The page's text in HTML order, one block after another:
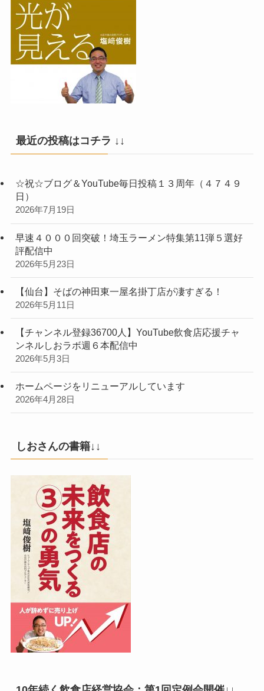
最近の投稿はコチラ ↓↓
☆祝☆ブログ＆YouTube毎日投稿１３周年（４７４９
日）
2026年7月19日
早速４０００回突破！埼玉ラーメン特集第11弾５選好
評配信中
2026年5月23日
【仙台】そばの神田東一屋名掛丁店が凄すぎる！
2026年5月11日
【チャンネル登録36700人】YouTube飲食店応援チャ
ンネルしおラボ週６本配信中
2026年5月3日
ホームページをリニューアルしています
2026年4月28日
しおさんの書籍↓↓